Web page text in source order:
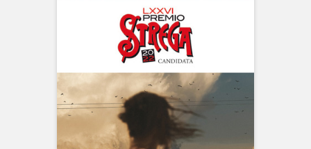
NEWS
CONTATTI